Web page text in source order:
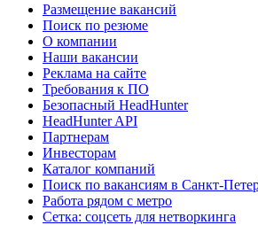
Размещение вакансий
Поиск по резюме
О компании
Наши вакансии
Реклама на сайте
Требования к ПО
Безопасный HeadHunter
HeadHunter API
Партнерам
Инвесторам
Каталог компаний
Поиск по вакансиям в Санкт-
Работа рядом с метро
Сетка: соцсеть для нетворкинга